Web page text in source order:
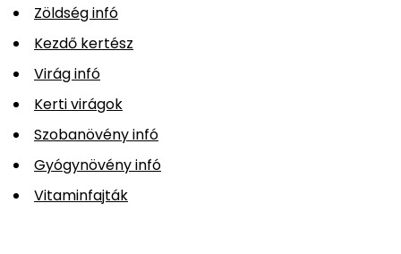
Zöldség infó
Kezdő kertész
Virág infó
Kerti virágok
Szobanövény infó
Gyógynövény infó
Vitaminfajták